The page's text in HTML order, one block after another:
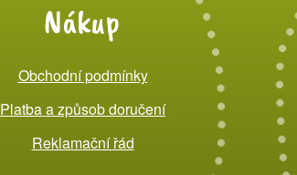
Nákup
Obchodní podmínky
Platba a způsob doručení
Reklamační řád